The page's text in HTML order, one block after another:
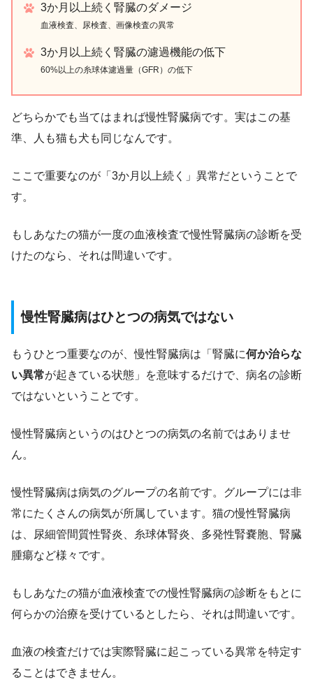
3か月以上続く腎臓のダメージ
血液検査、尿検査、画像検査の異常
3か月以上続く腎臓の濾過機能の低下
60%以上の糸球体濾過量（GFR）の低下
どちらかでも当てはまれば慢性腎臓病です。実はこの基
準、人も猫も犬も同じなんです。
ここで重要なのが「3か月以上続く」異常だということで
す。
もしあなたの猫が一度の血液検査で慢性腎臓病の診断を受
けたのなら、それは間違いです。
慢性腎臓病はひとつの病気ではない
もうひとつ重要なのが、慢性腎臓病は「腎臓に何か治らな
い異常が起きている状態」を意味するだけで、病名の診断
ではないということです。
慢性腎臓病というのはひとつの病気の名前ではありませ
ん。
慢性腎臓病は病気のグループの名前です。グループには非
常にたくさんの病気が所属しています。猫の慢性腎臓病
は、尿細管間質性腎炎、糸球体腎炎、多発性腎嚢胞、腎臓
腫瘍など様々です。
もしあなたの猫が血液検査での慢性腎臓病の診断をもとに
何らかの治療を受けているとしたら、それは間違いです。
血液の検査だけでは実際腎臓に起こっている異常を特定す
ることはできません。